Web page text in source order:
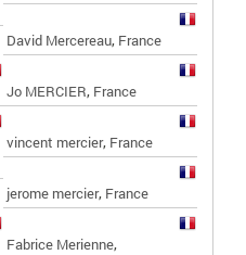
David Mercereau, France
Jo MERCIER, France
vincent mercier, France
jerome mercier, France
Fabrice Merienne,